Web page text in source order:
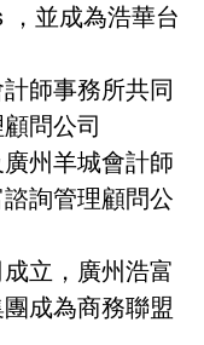
，並成為浩華台
師事務所共同
問公司
州羊城會計師
詢管理顧問公
立，廣州浩富
成為商務聯盟